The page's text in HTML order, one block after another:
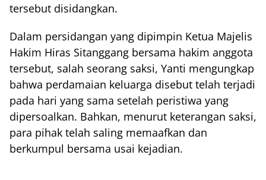
tersebut disidangkan.
Dalam persidangan yang dipimpin Ketua Majelis
Hakim Hiras Sitanggang bersama hakim anggota
tersebut, salah seorang saksi, Yanti mengungkap
bahwa perdamaian keluarga disebut telah terjadi
pada hari yang sama setelah peristiwa yang
dipersoalkan. Bahkan, menurut keterangan saksi,
para pihak telah saling memaafkan dan
berkumpul bersama usai kejadian.